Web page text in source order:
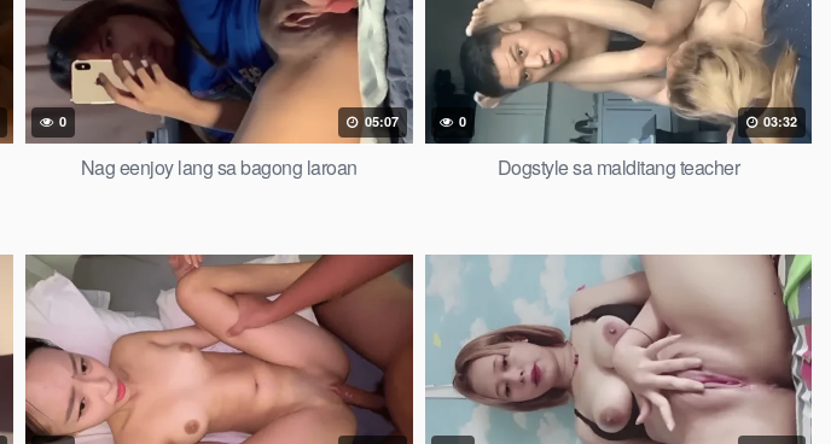
0 05:07
Nag eenjoy lang sa bagong laroan
0 03:32
Dogstyle sa malditang teacher